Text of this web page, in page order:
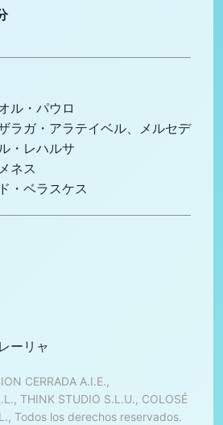
ル・パウロ
ラガ・アラテイベル、メルセデ
・レハルサ
ネス
・ベラスケス
ーリャ
CERRADA A.I.E.,
THINK STUDIO S.L.U., COLOSÉ
Todos los derechos reservados.